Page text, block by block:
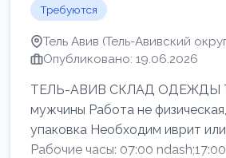
Требуются
Тель Авив (Тель-Авивский
Опубликовано: 19.06.2026
ТЕЛЬ-АВИВ СКЛАД ОДЕЖДЫ
мужчины Работа не
упаковка Необходим иврит или
Рабочие часы: 07:00